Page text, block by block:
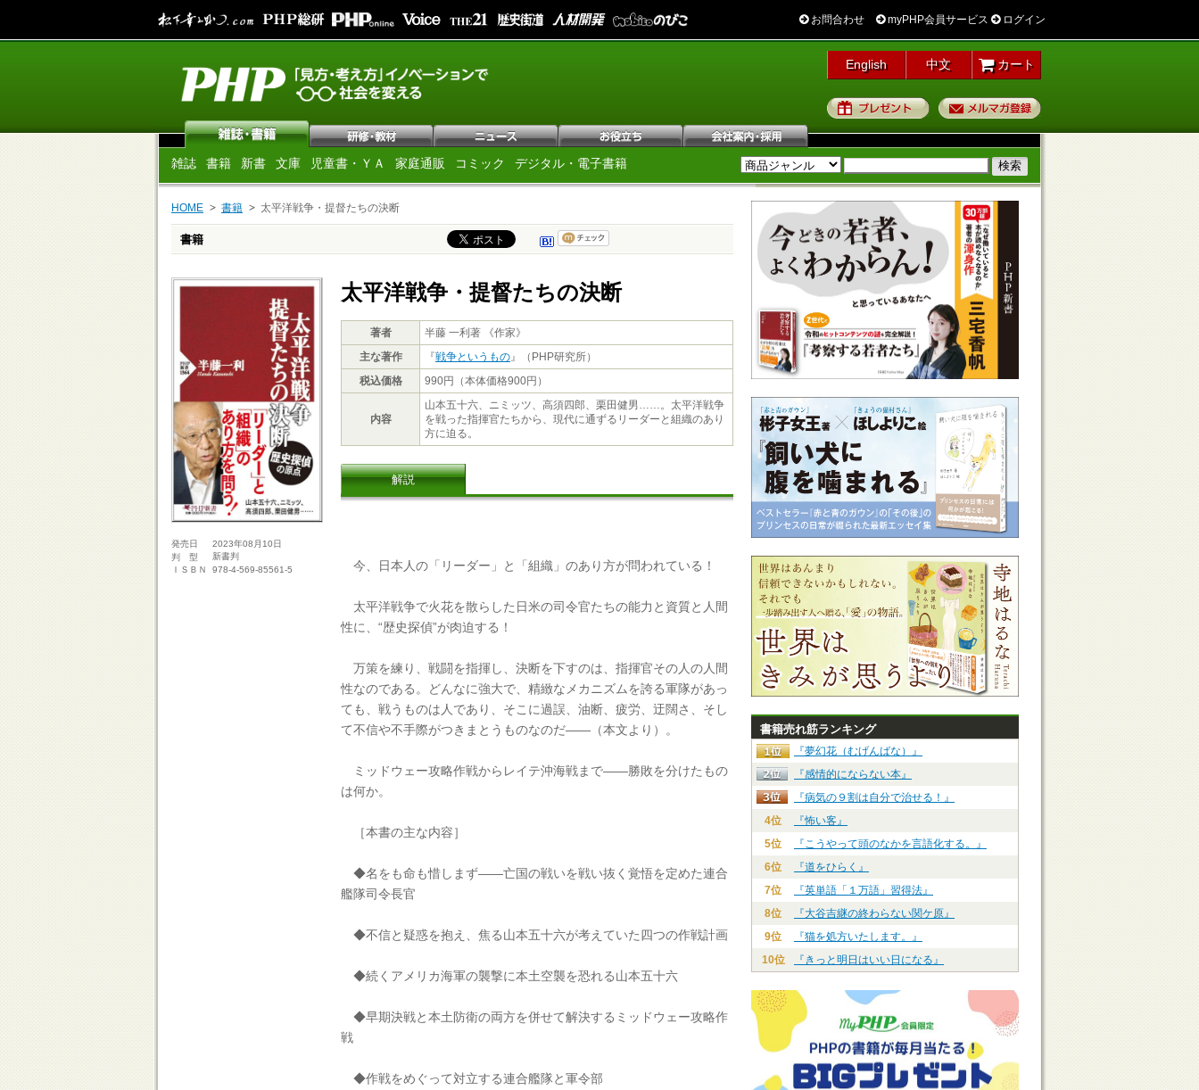
お問合わせ myPHP会員サービス ログイン
English 中文 カート
プレゼント
雑誌 書籍 新書 文庫 児童書・ＹＡ 家庭通販 コミック デジタル・電子書籍
HOME 書籍 太平洋戦争・提督たちの決断
書籍
発売日
2023年08月10日
判 型
新書判
ＩＳＢＮ
978-4-569-85561-5
太平洋戦争・提督たちの決断
著者
半藤 一利著 《作家》
主な著作
『戦争というもの』（PHP研究所）
税込価格
990円（本体価格900円）
内容
山本五十六、ニミッツ、高須四郎、栗田健男……。太平洋戦争
を戦った指揮官たちから、現代に通ずるリーダーと組織のあり
方に迫る。
解説
今、日本人の「リーダー」と「組織」のあり方が問われている！
太平洋戦争で火花を散らした日米の司令官たちの能力と資質と人間
性に、“歴史探偵”が肉迫する！
万策を練り、戦闘を指揮し、決断を下すのは、指揮官その人の人間
性なのである。どんなに強大で、精緻なメカニズムを誇る軍隊があっ
ても、戦うものは人であり、そこに過誤、油断、疲労、迂闊さ、そし
て不信や不手際がつきまとうものなのだ――（本文より）。
ミッドウェー攻略作戦からレイテ沖海戦まで――勝敗を分けたもの
は何か。
［本書の主な内容］
◆名をも命も惜しまず――亡国の戦いを戦い抜く覚悟を定めた連合
艦隊司令長官
◆不信と疑惑を抱え、焦る山本五十六が考えていた四つの作戦計画
◆続くアメリカ海軍の襲撃に本土空襲を恐れる山本五十六
◆早期決戦と本土防衛の両方を併せて解決するミッドウェー攻略作
戦
◆作戦をめぐって対立する連合艦隊と軍令部
書籍売れ筋ランキング
『夢幻花（むげんばな）』
『感情的にならない本』
『病気の９割は自分で治せる！』
4位
『怖い客』
5位
『こうやって頭のなかを言語化する。』
6位
『道をひらく』
7位
『英単語「１万語」習得法』
8位
『大谷吉継の終わらない関ケ原』
9位
『猫を処方いたします。』
10位
『きっと明日はいい日になる』